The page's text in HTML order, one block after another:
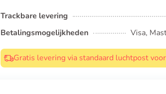
Trackbare levering
Betalingsmogelijkheden
Visa,
Gratis levering via standaard luchtpost